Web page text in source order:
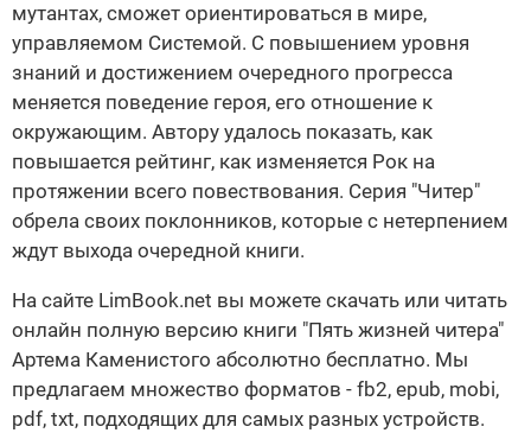
мутантах, сможет ориентироваться в мире,
управляемом Системой. С повышением уровня
знаний и достижением очередного прогресса
меняется поведение героя, его отношение к
окружающим. Автору удалось показать, как
повышается рейтинг, как изменяется Рок на
протяжении всего повествования. Серия "Читер"
обрела своих поклонников, которые с нетерпением
ждут выхода очередной книги.
На сайте LimBook.net вы можете скачать или читать
онлайн полную версию книги "Пять жизней читера"
Артема Каменистого абсолютно бесплатно. Мы
предлагаем множество форматов - fb2, epub, mobi,
pdf, txt, подходящих для самых разных устройств.